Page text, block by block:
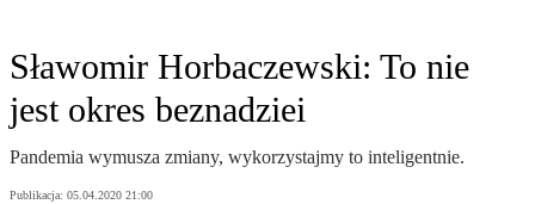
Sławomir Horbaczewski: To nie
jest okres beznadziei
Pandemia wymusza zmiany, wykorzystajmy to inteligentnie.
Publikacja: 05.04.2020 21:00